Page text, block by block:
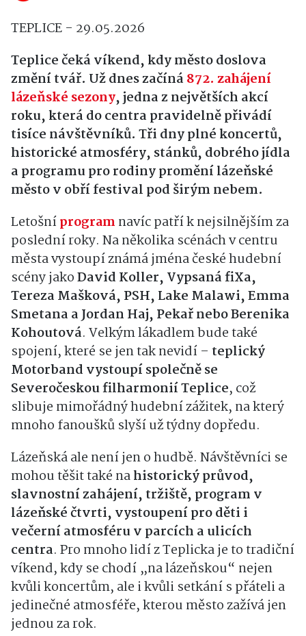
TEPLICE - 29.05.2026
Teplice čeká víkend, kdy město doslova
změní tvář. Už dnes začíná 872. zahájení
lázeňské sezony, jedna z největších akcí
roku, která do centra pravidelně přivádí
tisíce návštěvníků. Tři dny plné koncertů,
historické atmosféry, stánků, dobrého jídla
a programu pro rodiny promění lázeňské
město v obří festival pod širým nebem.
Letošníprogram navíc patří k nejsilnějším za
poslední roky. Na několika scénách v centru
města vystoupí známá jména české hudební
scény jakoDavid Koller, Vypsaná fiXa,
Tereza Mašková, PSH, Lake Malawi, Emma
Smetana a Jordan Haj, Pekař nebo Berenika
Kohoutová. Velkým lákadlem bude také
spojení, které se jen tak nevidí – teplický
Motorband vystoupí společně se
Severočeskou filharmonií Teplice, což
slibuje mimořádný hudební zážitek, na který
mnoho fanoušků slyší už týdny dopředu.
Lázeňská ale není jen o hudbě. Návštěvníci se
mohou těšit také nahistorický průvod,
slavnostní zahájení, tržiště, program v
lázeňské čtvrti, vystoupení pro děti i
večerní atmosféru v parcích a ulicích
centra. Pro mnoho lidí z Teplicka je to tradiční
víkend, kdy se chodí „na lázeňskou“ nejen
kvůli koncertům, ale i kvůli setkání s přáteli a
jedinečné atmosféře, kterou město zažívá jen
jednou za rok.